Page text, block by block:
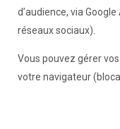
d’audience, via
réseaux sociaux).
Vous pouvez gérer
votre navigateur